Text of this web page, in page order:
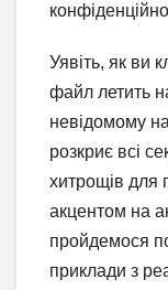
Уявіть, як ви
файл летить
невідомому
розкриє всі
хитрощів для
акцентом на
пройдемося
приклади з